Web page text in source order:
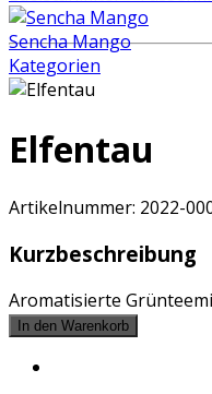
Sencha Mango
Kategorien
Elfentau
Artikelnummer: 2022-
Kurzbeschreibung
Aromatisierte